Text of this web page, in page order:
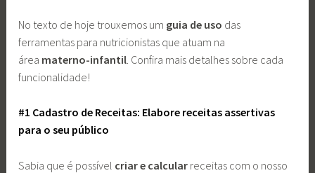
No texto de hoje trouxemos um guia de uso das
ferramentas para nutricionistas que atuam na
área materno-infantil . Confira mais detalhes sobre cada
funcionalidade!
#1 Cadastro de Receitas: Elabore receitas assertivas
para o seu público
Sabia que é possível criar e calcular receitas com o nosso